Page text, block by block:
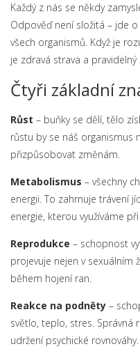
Každý z nás se někdy
Odpověď není složitá – jde
všech organismů. Když je
je zdravá strava a
Čtyři základní
Růst – buňky se dělí, tělo
růstu by se náš organismus
přizpůsobovat změnám.
Metabolismus – všechny
energii. To zahrnuje trávení
energie, kterou využíváme
Reprodukce – schopnost
projevuje nejen v sexuálním
během hojení ran.
Reakce na podněty –
světlo, teplo, stres. Správná
udržení psychické rovnováhy.